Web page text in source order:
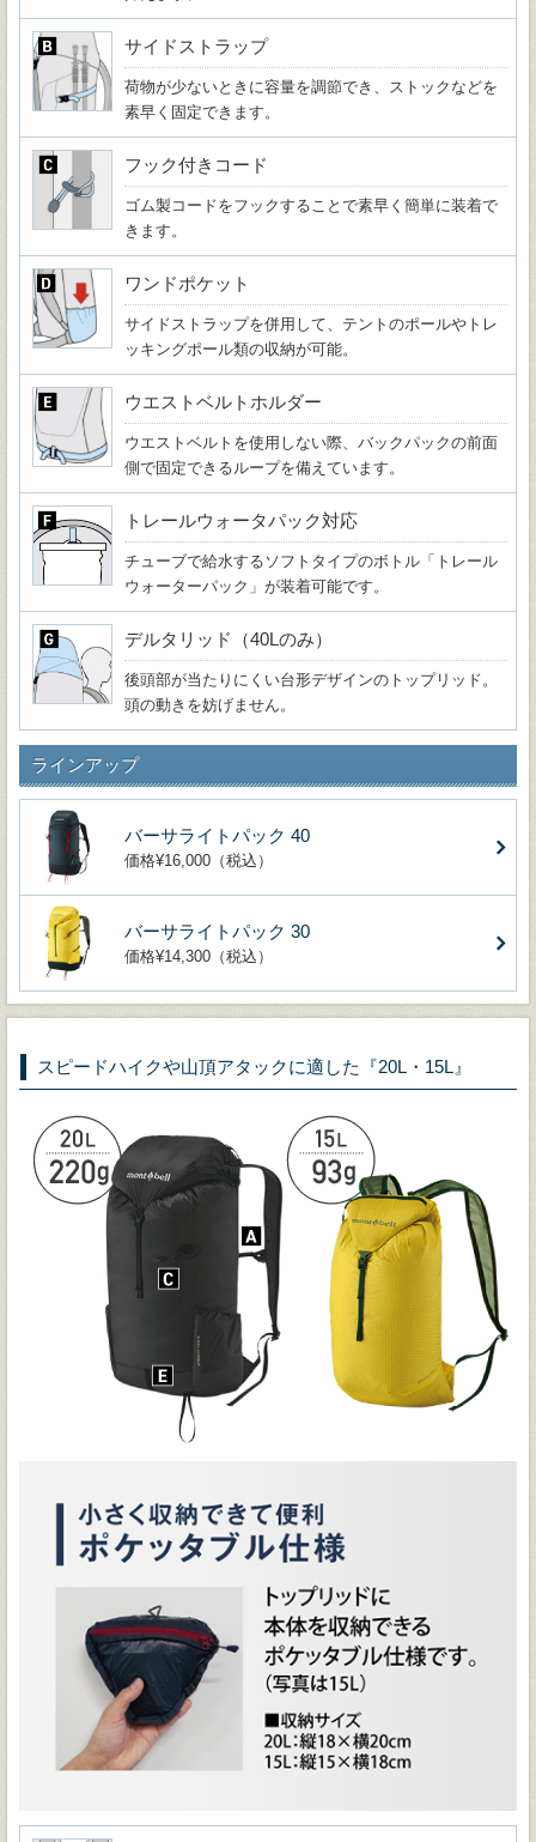
サイドストラップ
荷物が少ないときに容量を調節でき、ストックなどを
素早く固定できます。
フック付きコード
ゴム製コードをフックすることで素早く簡単に装着で
きます。
ワンドポケット
サイドストラップを併用して、テントのポールやトレ
ッキングポール類の収納が可能。
ウエストベルトホルダー
ウエストベルトを使用しない際、バックパックの前面
側で固定できるループを備えています。
トレールウォータパック対応
チューブで給水するソフトタイプのボトル「トレール
ウォーターパック」が装着可能です。
デルタリッド（40Lのみ）
後頭部が当たりにくい台形デザインのトップリッド。
頭の動きを妨げません。
ラインアップ
バーサライトパック 40
価格¥16,000（税込）
バーサライトパック 30
価格¥14,300（税込）
スピードハイクや山頂アタックに適した『20L・15L』